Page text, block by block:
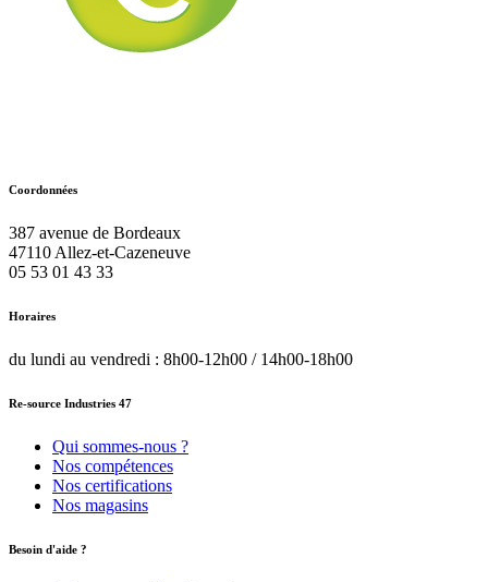
Coordonnées
387 avenue de Bordeaux
47110 Allez-et-Cazeneuve
05 53 01 43 33
Horaires
du lundi au vendredi : 8h00-12h00 / 14h00-18h00
Re-source Industries 47
Qui sommes-nous ?
Nos compétences
Nos certifications
Nos magasins
Besoin d'aide ?